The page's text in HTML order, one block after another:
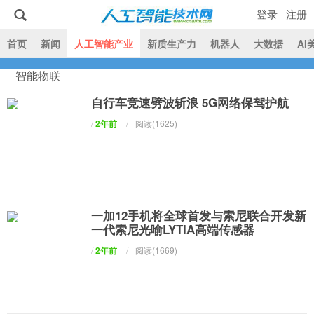
人工智能技术网
首页 新闻 人工智能产业 新质生产力 机器人 大数据 AI
登录 注册
智能物联
自行车竞速劈波斩浪 5G网络保驾护航
/2年前 / 阅读(1625)
一加12手机将全球首发与索尼联合开发新
一代索尼光喻LYTIA高端传感器
/2年前 / 阅读(1669)